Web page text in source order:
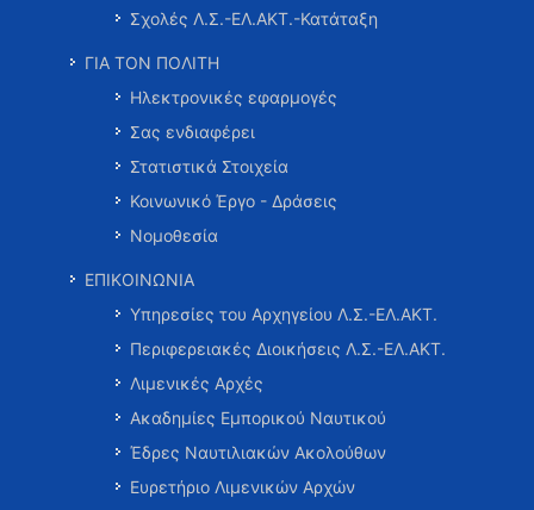
Σχολές Λ.Σ.-ΕΛ.ΑΚΤ.-Κατάταξη
ΓΙΑ ΤΟΝ ΠΟΛΙΤΗ
Ηλεκτρονικές εφαρμογές
Σας ενδιαφέρει
Στατιστικά Στοιχεία
Κοινωνικό Έργο - Δράσεις
Νομοθεσία
ΕΠΙΚΟΙΝΩΝΙΑ
Υπηρεσίες του Αρχηγείου Λ.Σ.-ΕΛ.ΑΚΤ.
Περιφερειακές Διοικήσεις Λ.Σ.-ΕΛ.ΑΚΤ.
Λιμενικές Αρχές
Ακαδημίες Εμπορικού Ναυτικού
Έδρες Ναυτιλιακών Ακολούθων
Ευρετήριο Λιμενικών Αρχών